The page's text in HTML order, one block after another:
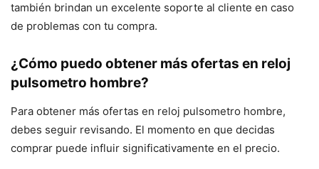
también brindan un excelente soporte al cliente en caso
de problemas con tu compra.
¿Cómo puedo obtener más ofertas en reloj
pulsometro hombre?
Para obtener más ofertas en reloj pulsometro hombre,
debes seguir revisando. El momento en que decidas
comprar puede influir significativamente en el precio.